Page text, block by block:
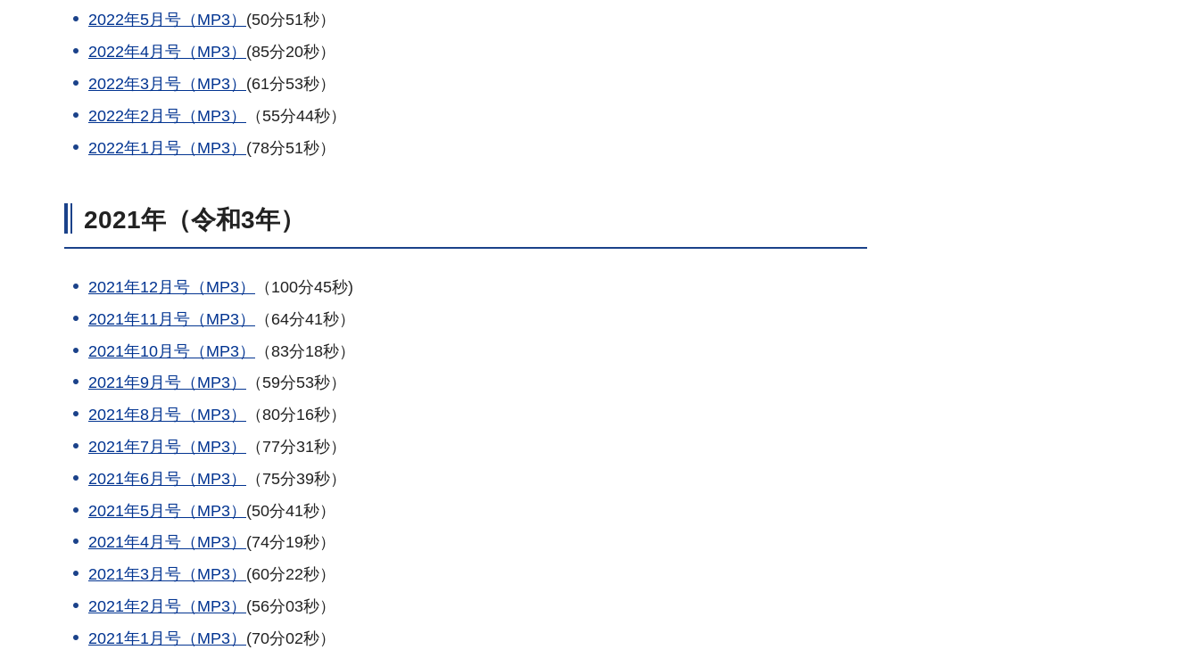
2022年5月号（MP3） (50分51秒）
2022年4月号（MP3） (85分20秒）
2022年3月号（MP3） (61分53秒）
2022年2月号（MP3）
（55分44秒）
2022年1月号（MP3） (78分51秒）
2021年（令和3年）
2021年12月号（MP3）
（100分45秒)
2021年11月号（MP3）
（64分41秒）
2021年10月号（MP3）
（83分18秒）
2021年9月号（MP3）
（59分53秒）
2021年8月号（MP3）
（80分16秒）
2021年7月号（MP3）
（77分31秒）
2021年6月号（MP3）
（75分39秒）
2021年5月号（MP3） (50分41秒）
2021年4月号（MP3） (74分19秒）
2021年3月号（MP3） (60分22秒）
2021年2月号（MP3） (56分03秒）
2021年1月号（MP3） (70分02秒）